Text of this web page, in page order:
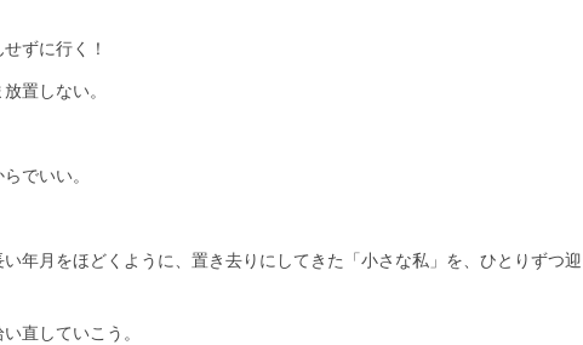
ずに行く！
置しない。
でいい。
年月をほどくように、置き去りにしてきた「小さな私」を、ひとりずつ迎
直していこう。